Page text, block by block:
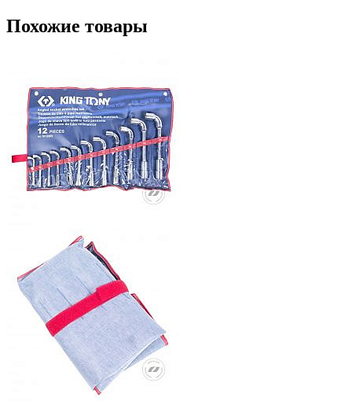
Похожие товары